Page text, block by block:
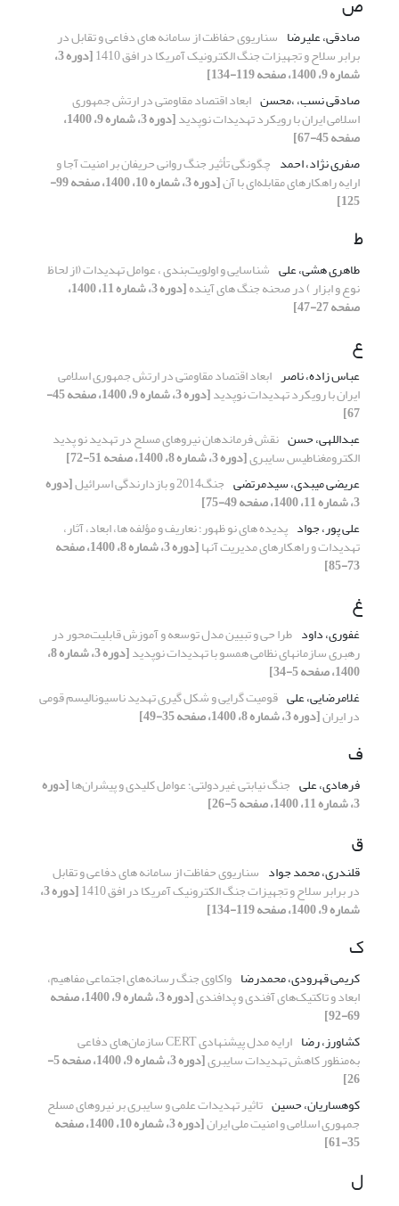
صادقی، علیرضا سناریوی حفاظت از سامانه های دفاعی و تقابل در
برابر سلاح و تجهیزات جنگ الکترونیک آمریکا در افق 1410 [دوره 3،
شماره 9، 1400، صفحه 119-134]
صادقی نسب، ،محسن ابعاد اقتصاد مقاومتی در ارتش جمهوری
اسلامی ایران با رویکرد تهدیدات نوپدید [دوره 3، شماره 9، 1400،
صفحه 45-67]
صفری نژاد، احمد چگونگی تأثیر جنگ روانی حریفان بر امنیت آجا و
ارایه راهکارهای مقابله‌ای با آن [دوره 3، شماره 10، 1400، صفحه 99-
125]
ط
طاهری هشی، علی شناسایی و اولویت‌بندی ، عوامل تهدیدات (از لحاظ
نوع و ابزار ) در صحنه جنگ های آینده [دوره 3، شماره 11، 1400،
صفحه 27-47]
ع
عباس زاده، ناصر ابعاد اقتصاد مقاومتی در ارتش جمهوری اسلامی
ایران با رویکرد تهدیدات نوپدید [دوره 3، شماره 9، 1400، صفحه 45-
67]
عبداللهی، حسن نقش فرماندهان نیروهای مسلح در تهدید نو پدید
الکترومغناطیس سایبری[دوره 3، شماره 8، 1400، صفحه 51-72]
عریضی میبدی، سیدمرتضی جنگ2014 و بازدارندگی اسرائیل [دوره
3، شماره 11، 1400، صفحه 49-75]
علی پور، جواد پدیده های نو ظهور؛ نعاریف و مؤلفه ها، ابعاد، آثار،
تهدیدات و راهکارهای مدیریت آنها [دوره 3، شماره 8، 1400، صفحه
73-85]
غ
غفوری، داود طرا حی و تبیین مدل توسعه و آموزش قابلیت‌محور در
رهبری سازمانهای نظامی همسو با تهدیدات نوپدید [دوره 3، شماره 8،
1400، صفحه 5-34]
غلامرضایی، علی قومیت گرایی و شکل گیری تهدید ناسیونالیسم قومی
در ایران[دوره 3، شماره 8، 1400، صفحه 35-49]
ف
فرهادی، علی جنگ نیابتی غیردولتی؛ عوامل کلیدی و پیشران‌ها[دوره
3، شماره 11، 1400، صفحه 5-26]
ق
قلندری، محمد جواد سناریوی حفاظت از سامانه های دفاعی و تقابل
در برابر سلاح و تجهیزات جنگ الکترونیک آمریکا در افق 1410 [دوره 3،
شماره 9، 1400، صفحه 119-134]
ک
کریمی قهرودی، محمدرضا واکاوی جنگ رسانه‌های اجتماعی مفاهیم،
ابعاد و تاکتیک‌های آفندی و پدافندی [دوره 3، شماره 9، 1400، صفحه
69-92]
کشاورز، رضا
ارایه مدل‌ پیشنهادی CERT سازمان‌های دفاعی
به‌منظور کاهش تهدیدات سایبری [دوره 3، شماره 9، 1400، صفحه 5-
26]
کوهساریان، حسین تاثیر تهدیدات علمی و سایبری بر نیروهای مسلح
جمهوری اسلامی و امنیت ملی ایران [دوره 3، شماره 10، 1400، صفحه
35-61]
ل